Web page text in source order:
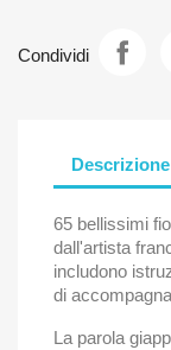
Condividi
Descrizione
65 bellissimi
dall'artista
includono
di
La parola